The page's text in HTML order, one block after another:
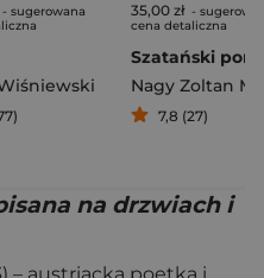
- sugerowana
35,00 zł -
cena detaliczna
Szatański
Nagy Zoltan
7,8 (27)
na drzwiach i